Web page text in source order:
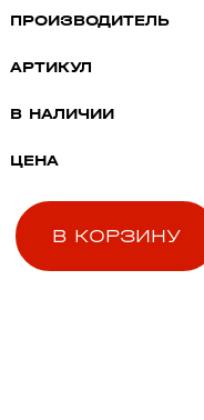
ПРОИЗВОДИТЕЛЬ
АРТИКУЛ
В НАЛИЧИИ
ЦЕНА
В КОРЗИНУ